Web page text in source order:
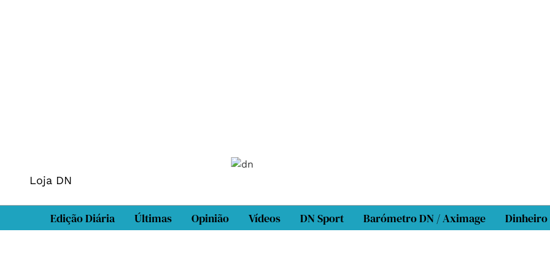
Loja DN
Edição Diária Últimas Opinião Vídeos DN Sport Barómetro DN / Aximage Dinheiro